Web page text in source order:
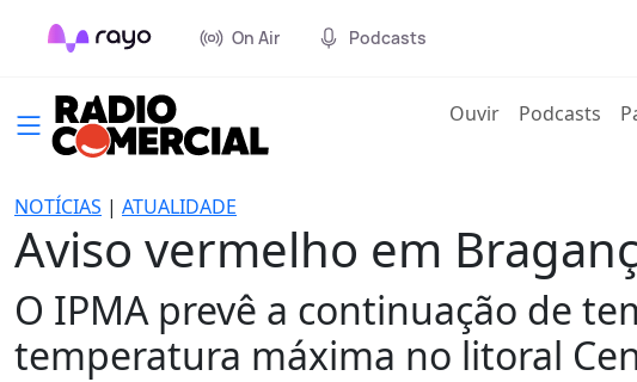
On Air Podcasts
Ouvir(current)
Podcasts
NOTÍCIAS | ATUALIDADE
Aviso vermelho em
O IPMA prevê a continuação de
temperatura máxima no litoral